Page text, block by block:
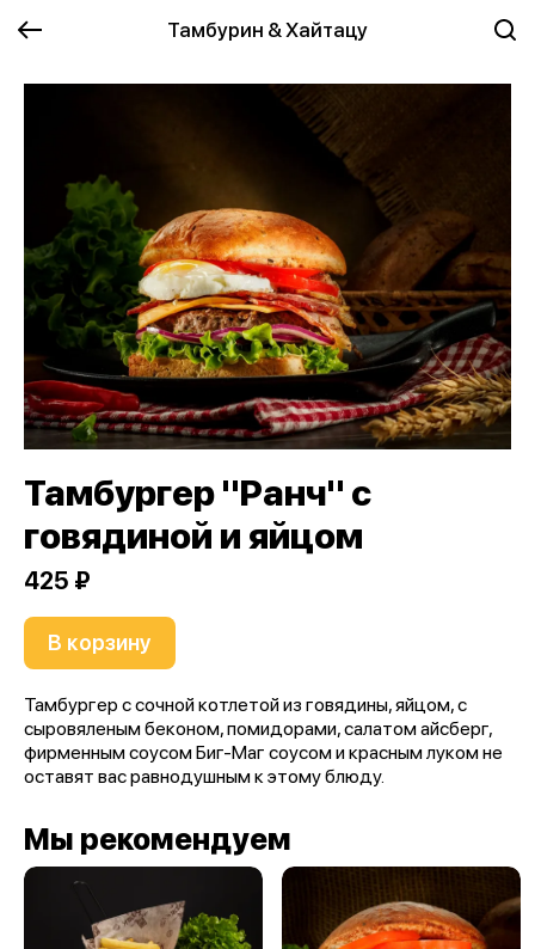
Тамбурин & Хайтацу
Тамбургер "Ранч" с
говядиной и яйцом
425 ₽
В корзину
Тамбургер с сочной котлетой из говядины, яйцом, с
сыровяленым беконом, помидорами, салатом айсберг,
фирменным соусом Биг-Маг соусом и красным луком не
оставят вас равнодушным к этому блюду.
Мы рекомендуем